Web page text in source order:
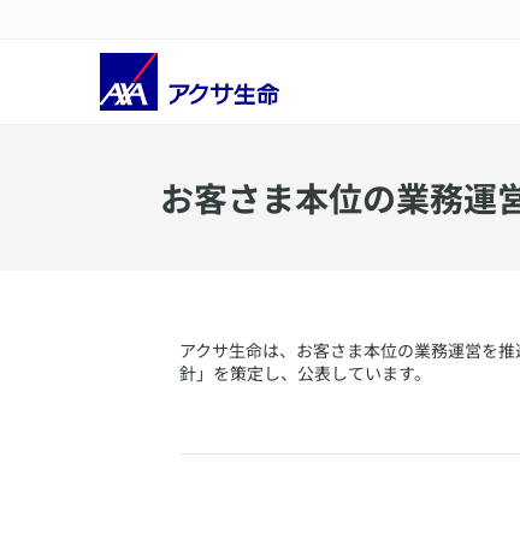
お客さま本位の業務運
アクサ生命は、お客さま本位の業務運営を
針」を策定し、公表しています。